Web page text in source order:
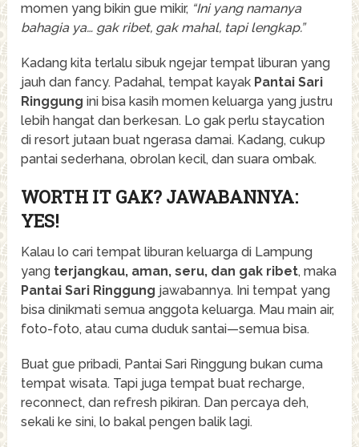
momen yang bikin gue mikir, “Ini yang namanya
bahagia ya… gak ribet, gak mahal, tapi lengkap.”
Kadang kita terlalu sibuk ngejar tempat liburan yang
jauh dan fancy. Padahal, tempat kayak Pantai Sari
Ringgung ini bisa kasih momen keluarga yang justru
lebih hangat dan berkesan. Lo gak perlu staycation
di resort jutaan buat ngerasa damai. Kadang, cukup
pantai sederhana, obrolan kecil, dan suara ombak.
WORTH IT GAK? JAWABANNYA:
YES!
Kalau lo cari tempat liburan keluarga di Lampung
yang terjangkau, aman, seru, dan gak ribet, maka
Pantai Sari Ringgung jawabannya. Ini tempat yang
bisa dinikmati semua anggota keluarga. Mau main air,
foto-foto, atau cuma duduk santai—semua bisa.
Buat gue pribadi, Pantai Sari Ringgung bukan cuma
tempat wisata. Tapi juga tempat buat recharge,
reconnect, dan refresh pikiran. Dan percaya deh,
sekali ke sini, lo bakal pengen balik lagi.